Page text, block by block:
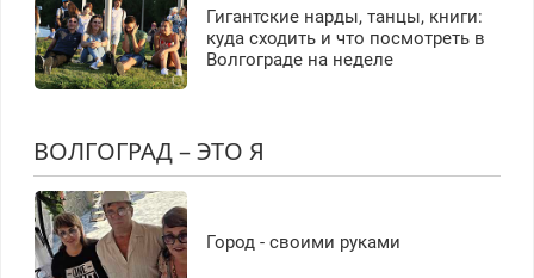
Гигантские нарды, танцы, книги:
куда сходить и что посмотреть в
Волгограде на неделе
ВОЛГОГРАД – ЭТО Я
Город - своими руками